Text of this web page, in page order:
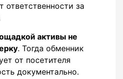
ответственности за
активы не
. Тогда обменник
от посетителя
документально.